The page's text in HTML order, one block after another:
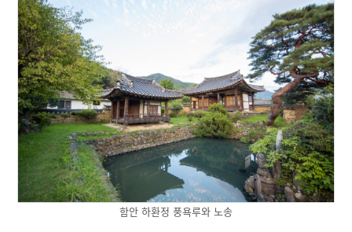
함안 하환정 풍욕루와 노송